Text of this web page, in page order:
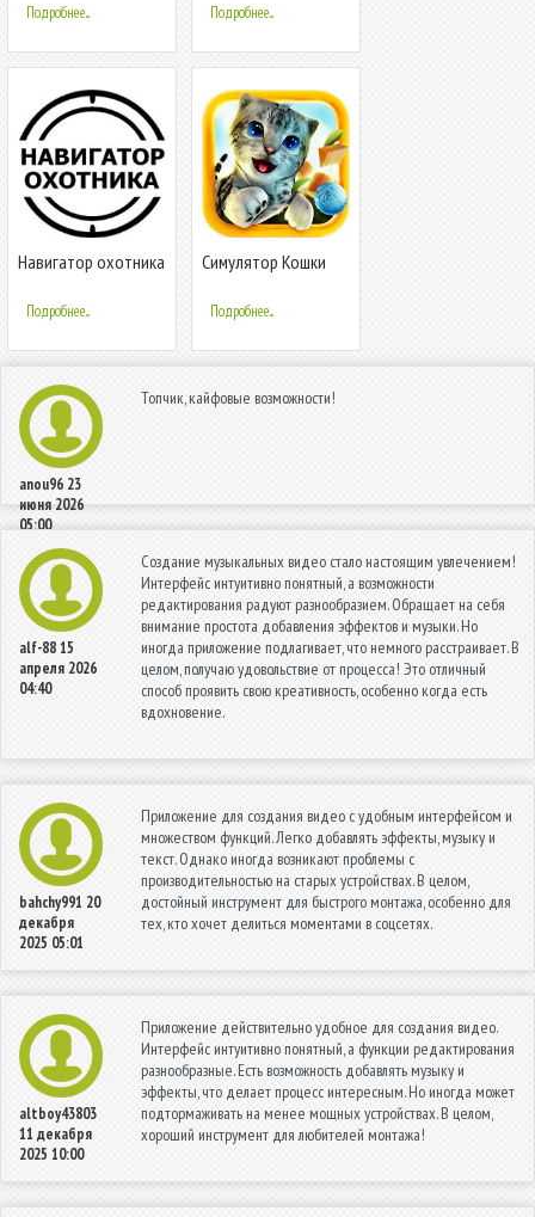
Подробнее... Подробнее...
Навигатор охотника
Подробнее...
Симулятор Кошки
Подробнее...
anou96 23
июня 2026
05:00
Топчик, кайфовые возможности!
alf-8815
апреля 2026
04:40
Создание музыкальных видео стало настоящим увлечением!
Интерфейс интуитивно понятный, а возможности
редактирования радуют разнообразием. Обращает на себя
внимание простота добавления эффектов и музыки. Но
иногда приложение подлагивает, что немного расстраивает. В
целом, получаю удовольствие от процесса! Это отличный
способ проявить свою креативность, особенно когда есть
вдохновение.
bahchy991 20
декабря
2025 05:01
Приложение для создания видео с удобным интерфейсом и
множеством функций. Легко добавлять эффекты, музыку и
текст. Однако иногда возникают проблемы с
производительностью на старых устройствах. В целом,
достойный инструмент для быстрого монтажа, особенно для
тех, кто хочет делиться моментами в соцсетях.
altboy43803
11 декабря
2025 10:00
Приложение действительно удобное для создания видео.
Интерфейс интуитивно понятный, а функции редактирования
разнообразные. Есть возможность добавлять музыку и
эффекты, что делает процесс интересным. Но иногда может
подтормаживать на менее мощных устройствах. В целом,
хороший инструмент для любителей монтажа!